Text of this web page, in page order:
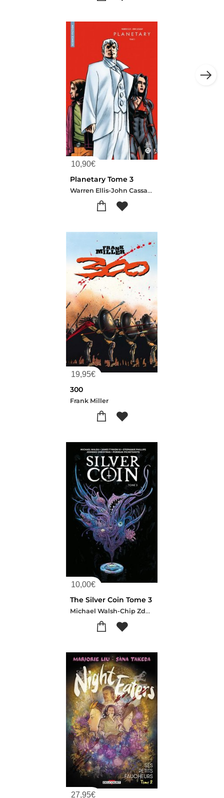
10,90€
Planetary Tome 3
Warren Ellis-John Cassaday
19,95€
300
Frank Miller
10,00€
The Silver Coin Tome 3
Michael Walsh-Chip Zdarsky-Kelly Thompson-Jeff Lemire-Ed Brisson
27,95€